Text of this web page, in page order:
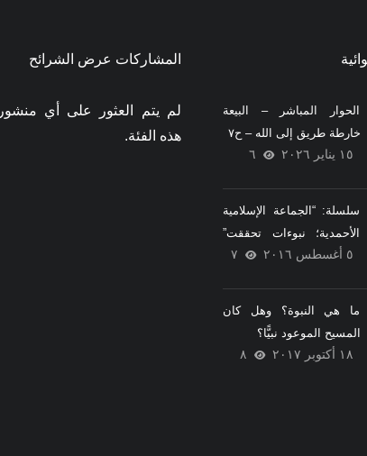
الحوار المباشر – البيعة
خارطة طريق إلى الله – ح٧
١٥ يناير ٢٠٢٦ ٦
سلسلة: “الجماعة الإسلامية
الأحمدية؛ نبوءات تحققت”
٥ أغسطس ٢٠١٦ ٧
ما هي النبوة؟ وهل كان
المسيح الموعود نبيًّا؟
١٨ أكتوبر ٢٠١٧ ٨
المشاركات عرض الشرائح
لم يتم العثور على أي
هذه الفئة.